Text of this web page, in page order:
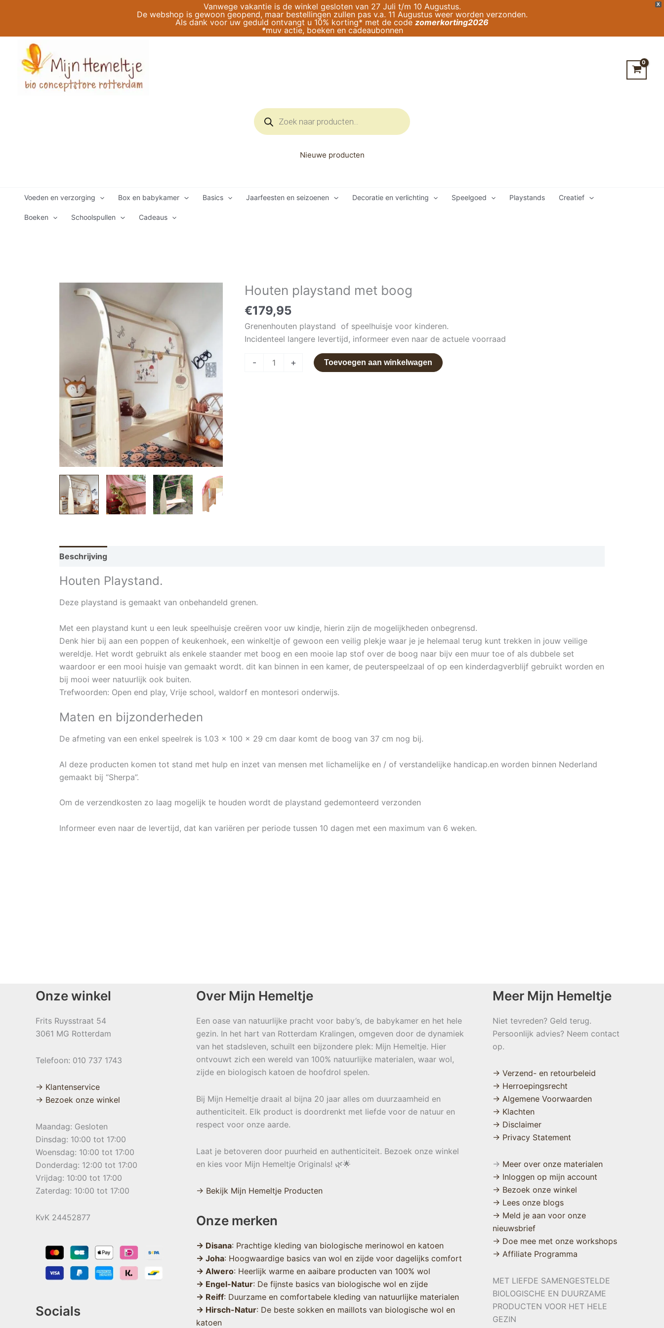
X
Vanwege vakantie is de winkel gesloten van 27 Juli t/m 10 Augustus.
De webshop is gewoon geopend, maar bestellingen zullen pas v.a. 11 Augustus weer worden verzonden.
Als dank voor uw geduld ontvangt u 10% korting* met de code zomerkorting2026
*muv actie, boeken en cadeaubonnen
Producten
zoeken
Nieuwe producten
Voeden en verzorging Box en babykamer Basics Jaarfeesten en seizoenen Decoratie en verlichting Speelgoed Playstands Creatief
Boeken Schoolspullen Cadeaus
Houten playstand met boog
€179,95
Grenenhouten playstand of speelhuisje voor kinderen.
Incidenteel langere levertijd, informeer even naar de actuele voorraad
-
Houten
met
boog
aantal
+ Toevoegen aan winkelwagen
Beschrijving
Houten Playstand.
Deze playstand is gemaakt van onbehandeld grenen.
Met een playstand kunt u een leuk speelhuisje creëren voor uw kindje, hierin zijn de mogelijkheden onbegrensd.
Denk hier bij aan een poppen of keukenhoek, een winkeltje of gewoon een veilig plekje waar je je helemaal terug kunt trekken in jouw veilige
wereldje. Het wordt gebruikt als enkele staander met boog en een mooie lap stof over de boog naar bijv een muur toe of als dubbele set
waardoor er een mooi huisje van gemaakt wordt. dit kan binnen in een kamer, de peuterspeelzaal of op een kinderdagverblijf gebruikt worden en
bij mooi weer natuurlijk ook buiten.
Trefwoorden: Open end play, Vrije school, waldorf en montesori onderwijs.
Maten en bijzonderheden
De afmeting van een enkel speelrek is 1.03 x 100 x 29 cm daar komt de boog van 37 cm nog bij.
Al deze producten komen tot stand met hulp en inzet van mensen met lichamelijke en / of verstandelijke handicap.en worden binnen Nederland
gemaakt bij “Sherpa”.
Om de verzendkosten zo laag mogelijk te houden wordt de playstand gedemonteerd verzonden
Informeer even naar de levertijd, dat kan variëren per periode tussen 10 dagen met een maximum van 6 weken.
Onze winkel
Frits Ruysstraat 54
3061 MG Rotterdam
Telefoon: 010 737 1743
→ Klantenservice
→ Bezoek onze winkel
Maandag: Gesloten
Dinsdag: 10:00 tot 17:00
Woensdag: 10:00 tot 17:00
Donderdag: 12:00 tot 17:00
Vrijdag: 10:00 tot 17:00
Zaterdag: 10:00 tot 17:00
KvK 24452877
Socials
Over Mijn Hemeltje
Een oase van natuurlijke pracht voor baby’s, de babykamer en het hele
gezin. In het hart van Rotterdam Kralingen, omgeven door de dynamiek
van het stadsleven, schuilt een bijzondere plek: Mijn Hemeltje. Hier
ontvouwt zich een wereld van 100% natuurlijke materialen, waar wol,
zijde en biologisch katoen de hoofdrol spelen.
Bij Mijn Hemeltje draait al bijna 20 jaar alles om duurzaamheid en
authenticiteit. Elk product is doordrenkt met liefde voor de natuur en
respect voor onze aarde.
Laat je betoveren door puurheid en authenticiteit. Bezoek onze winkel
en kies voor Mijn Hemeltje Originals! 🌿🌟
→ Bekijk Mijn Hemeltje Producten
Onze merken
→ Disana: Prachtige kleding van biologische merinowol en katoen
→ Joha: Hoogwaardige basics van wol en zijde voor dagelijks comfort
→ Alwero: Heerlijk warme en aaibare producten van 100% wol
→ Engel-Natur: De fijnste basics van biologische wol en zijde
→ Reiff: Duurzame en comfortabele kleding van natuurlijke materialen
→ Hirsch-Natur: De beste sokken en maillots van biologische wol en
katoen
Meer Mijn Hemeltje
Niet tevreden? Geld terug.
Persoonlijk advies? Neem contact
op.
→ Verzend- en retourbeleid
→ Herroepingsrecht
→ Algemene Voorwaarden
→ Klachten
→ Disclaimer
→ Privacy Statement
→ Meer over onze materialen
→ Inloggen op mijn account
→ Bezoek onze winkel
→ Lees onze blogs
→ Meld je aan voor onze
nieuwsbrief
→ Doe mee met onze workshops
→ Affiliate Programma
MET LIEFDE SAMENGESTELDE
BIOLOGISCHE EN DUURZAME
PRODUCTEN VOOR HET HELE
GEZIN